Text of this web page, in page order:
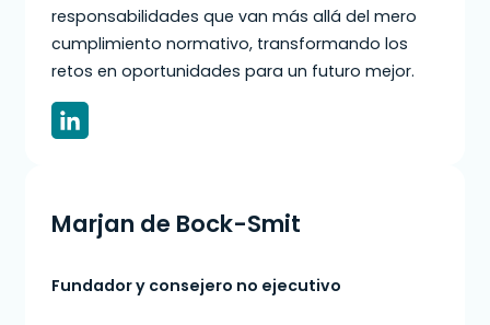
responsabilidades que van más allá del mero
cumplimiento normativo, transformando los
retos en oportunidades para un futuro mejor.
Marjan de Bock-Smit
Fundador y consejero no ejecutivo